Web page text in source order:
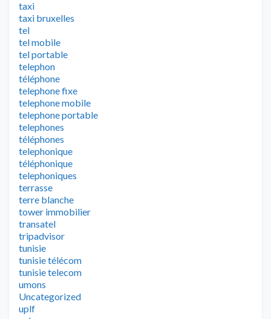
taxi
taxi bruxelles
tel
tel mobile
tel portable
telephon
téléphone
telephone fixe
telephone mobile
telephone portable
telephones
téléphones
telephonique
téléphonique
telephoniques
terrasse
terre blanche
tower immobilier
transatel
tripadvisor
tunisie
tunisie télécom
tunisie telecom
umons
Uncategorized
uplf